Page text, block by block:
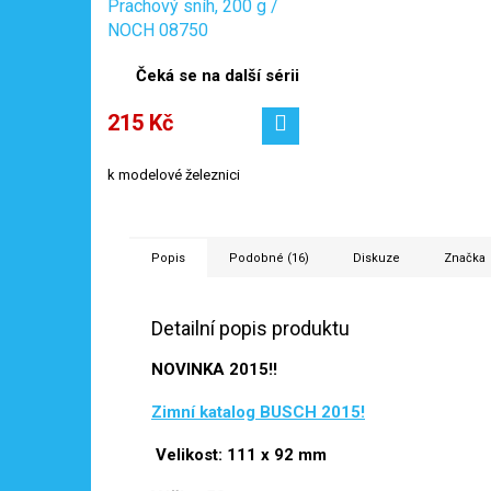
Prachový sníh, 200 g /
NOCH 08750
Čeká se na další sérii
215 Kč
k modelové železnici
Popis Podobné (16) Diskuze Značka
Detailní popis produktu
NOVINKA 2015!!
Zimní katalog BUSCH 2015!
Velikost: 111 x 92 mm